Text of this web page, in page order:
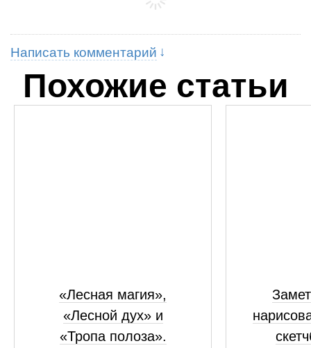
Написать комментарий
Похожие статьи
«Лесная магия»,
«Лесной дух» и
«Тропа полоза».